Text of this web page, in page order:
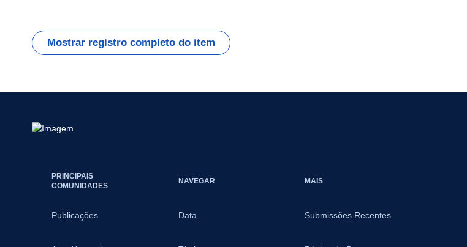
Mostrar registro completo do item
PRINCIPAIS
COMUNIDADES
Publicações
NAVEGAR
Data
MAIS
Submissões Recentes